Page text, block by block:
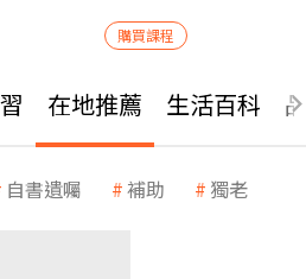
購買課程
在地推薦 生活百科
自書遺囑 補助 獨老